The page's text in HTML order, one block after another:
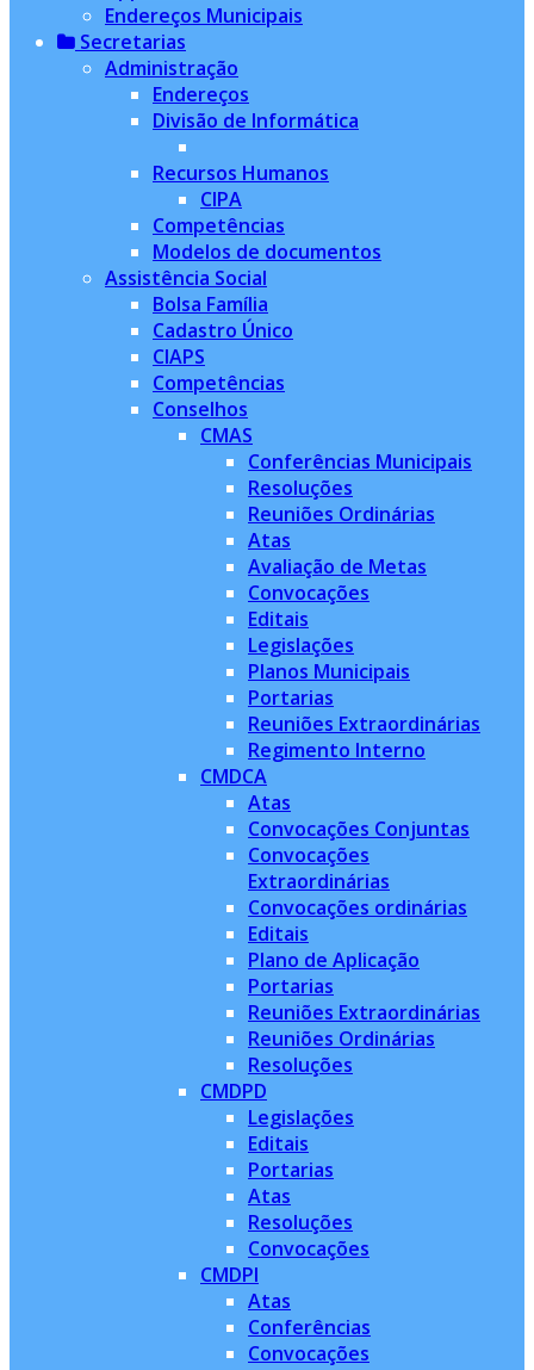
Endereços Municipais
Secretarias
Administração
Endereços
Divisão de Informática
Recursos Humanos
CIPA
Competências
Modelos de documentos
Assistência Social
Bolsa Família
Cadastro Único
CIAPS
Competências
Conselhos
CMAS
Conferências Municipais
Resoluções
Reuniões Ordinárias
Atas
Avaliação de Metas
Convocações
Editais
Legislações
Planos Municipais
Portarias
Reuniões Extraordinárias
Regimento Interno
CMDCA
Atas
Convocações Conjuntas
Convocações
Extraordinárias
Convocações ordinárias
Editais
Plano de Aplicação
Portarias
Reuniões Extraordinárias
Reuniões Ordinárias
Resoluções
CMDPD
Legislações
Editais
Portarias
Atas
Resoluções
Convocações
CMDPI
Atas
Conferências
Convocações